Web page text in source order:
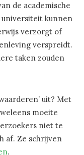
de academische
universiteit kunnen
verzorgt of
verspreidt.
taken zouden
uit? Met
moeite
niet te
af. Ze schrijven
.